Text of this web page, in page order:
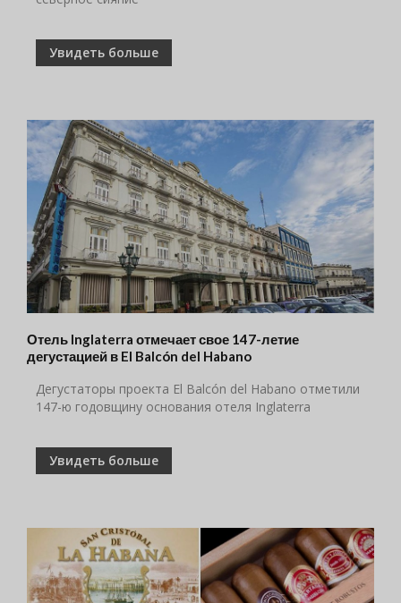
Увидеть больше
Отель Inglaterra отмечает свое 147-летие
дегустацией в El Balcón del Habano
Дегустаторы проекта El Balcón del Habano отметили
147-ю годовщину основания отеля Inglaterra
Увидеть больше